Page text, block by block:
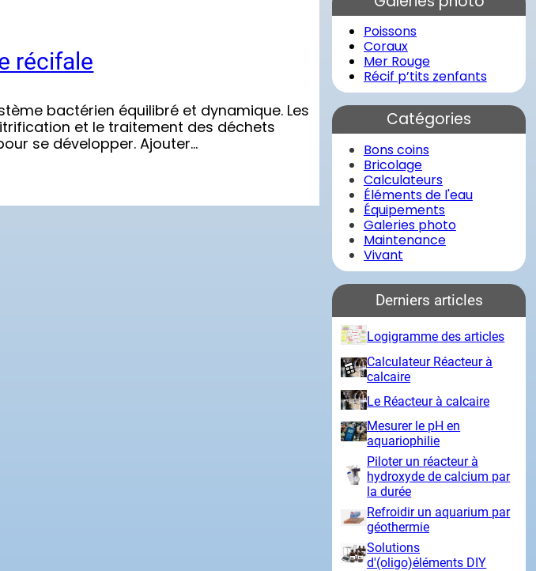
c
récifale
bactérien équilibré et dynamique. Les
et le traitement des déchets
se développer. Ajouter…
Poissons
Coraux
Mer Rouge
Récif p’tits zenfants
Catégories
Bons coins
Bricolage
Calculateurs
Éléments de l'eau
Équipements
Galeries photo
Maintenance
Vivant
Derniers articles
Logigramme des articles
Calculateur Réacteur à
calcaire
Le Réacteur à calcaire
Mesurer le pH en
aquariophilie
Piloter un réacteur à
hydroxyde de calcium par
la durée
Refroidir un aquarium par
géothermie
Solutions
d'(oligo)éléments DIY